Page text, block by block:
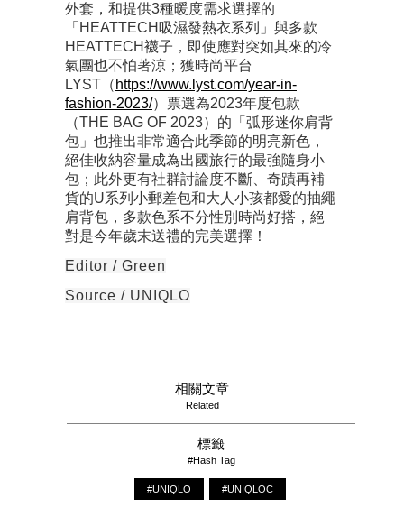
外套，和提供3種暖度需求選擇的
「HEATTECH吸濕發熱衣系列」與多款
HEATTECH襪子，即使應對突如其來的冷
氣團也不怕著涼；獲時尚平台
LYST（ https://www.lyst.com/year-in-
fashion-2023/）票選為2023年度包款
（THE BAG OF 2023）的「弧形迷你肩背
包」也推出非常適合此季節的明亮新色，
絕佳收納容量成為出國旅行的最強隨身小
包；此外更有社群討論度不斷、奇蹟再補
貨的U系列小郵差包和大人小孩都愛的抽繩
肩背包，多款色系不分性別時尚好搭，絕
對是今年歲末送禮的完美選擇！
Editor / Green
Source / UNIQLO
相關文章
Related
標籤
#Hash Tag
#UNIQLO #UNIQLOC